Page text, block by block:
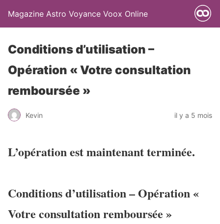
Magazine Astro Voyance Voox Online
Conditions d’utilisation –
Opération « Votre consultation
remboursée »
Kevin il y a 5 mois
L’opération est maintenant terminée.
Conditions d’utilisation – Opération «
Votre consultation remboursée »